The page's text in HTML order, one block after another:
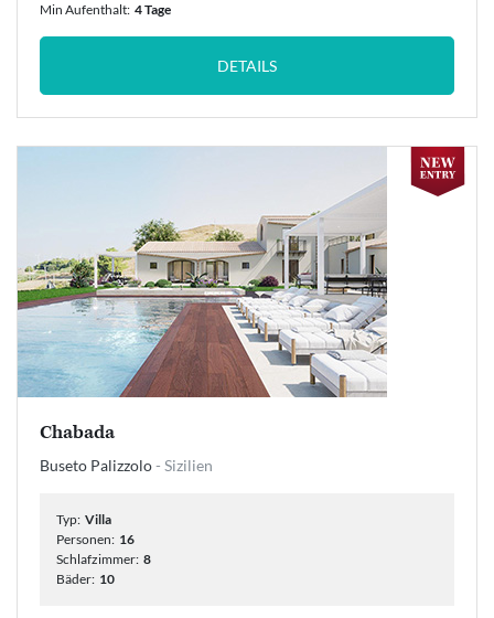
Min Aufenthalt: 4 Tage
DETAILS
Chabada
Buseto Palizzolo- Sizilien
Typ: Villa
Personen: 16
Schlafzimmer: 8
Bäder: 10